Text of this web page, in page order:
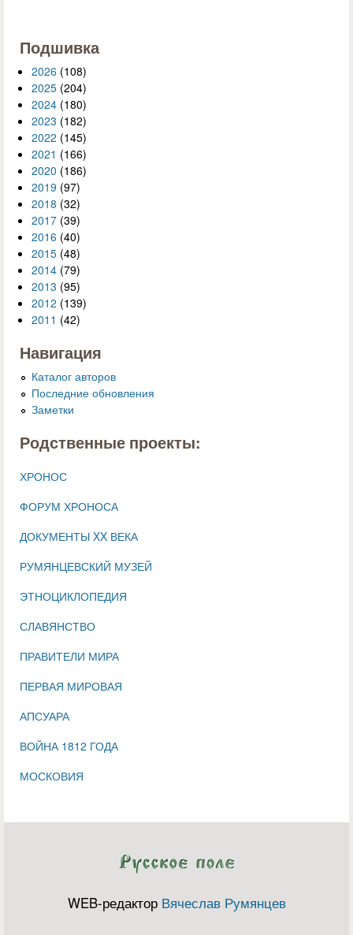
Подшивка
2026 (108)
2025 (204)
2024 (180)
2023 (182)
2022 (145)
2021 (166)
2020 (186)
2019 (97)
2018 (32)
2017 (39)
2016 (40)
2015 (48)
2014 (79)
2013 (95)
2012 (139)
2011 (42)
Навигация
Каталог авторов
Последние обновления
Заметки
Родственные проекты:
ХРОНОС
ФОРУМ ХРОНОСА
ДОКУМЕНТЫ XX ВЕКА
РУМЯНЦЕВСКИЙ МУЗЕЙ
ЭТНОЦИКЛОПЕДИЯ
СЛАВЯНСТВО
ПРАВИТЕЛИ МИРА
ПЕРВАЯ МИРОВАЯ
АПСУАРА
ВОЙНА 1812 ГОДА
МОСКОВИЯ
WEB-редактор Вячеслав Румянцев